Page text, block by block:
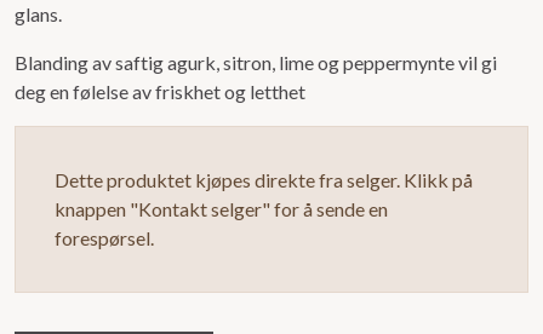
glans.
Blanding av saftig agurk, sitron, lime og peppermynte vil gi
deg en følelse av friskhet og letthet
Dette produktet kjøpes direkte fra selger. Klikk på
knappen "Kontakt selger" for å sende en
forespørsel.